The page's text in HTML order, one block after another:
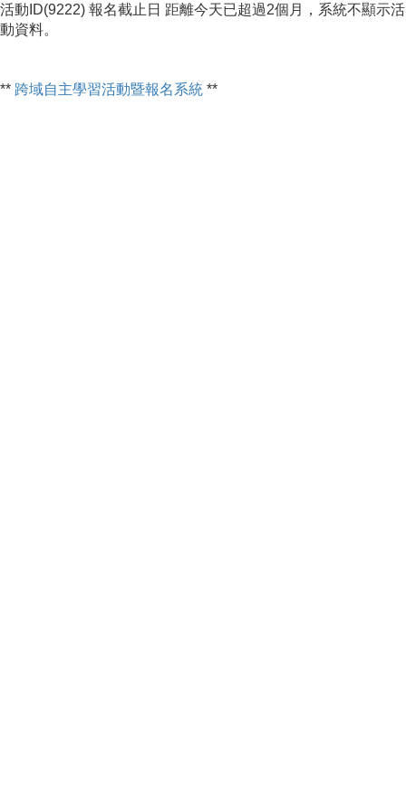
活動ID(9222) 報名截止日 距離今天已超過2個月，系統不顯示活
動資料。
** 跨域自主學習活動暨報名系統 **